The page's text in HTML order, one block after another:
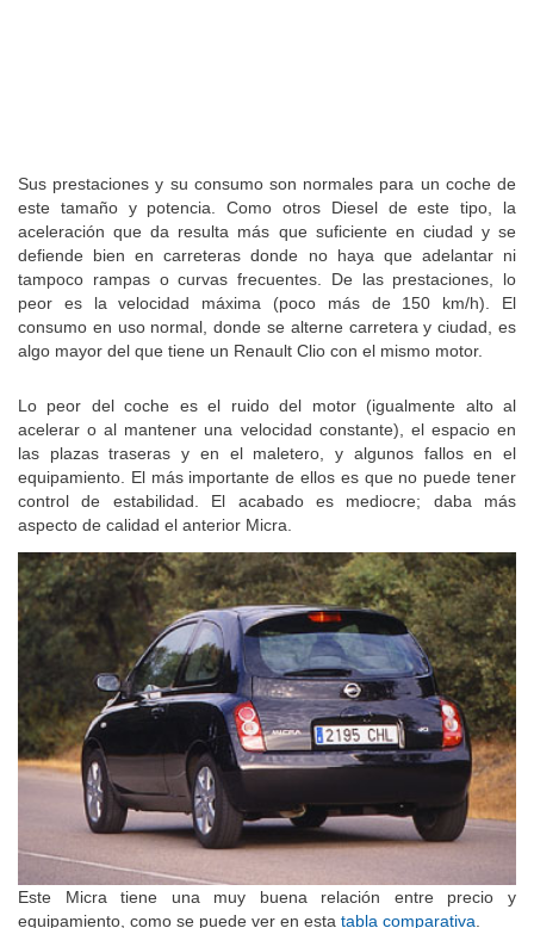
Sus prestaciones y su consumo son normales para un coche de
este tamaño y potencia. Como otros Diesel de este tipo, la
aceleración que da resulta más que suficiente en ciudad y se
defiende bien en carreteras donde no haya que adelantar ni
tampoco rampas o curvas frecuentes. De las prestaciones, lo
peor es la velocidad máxima (poco más de 150 km/h). El
consumo en uso normal, donde se alterne carretera y ciudad, es
algo mayor del que tiene un Renault Clio con el mismo motor.
Lo peor del coche es el ruido del motor (igualmente alto al
acelerar o al mantener una velocidad constante), el espacio en
las plazas traseras y en el maletero, y algunos fallos en el
equipamiento. El más importante de ellos es que no puede tener
control de estabilidad. El acabado es mediocre; daba más
aspecto de calidad el anterior Micra.
Este Micra tiene una muy buena relación entre precio y
equipamiento, como se puede ver en esta tabla comparativa.